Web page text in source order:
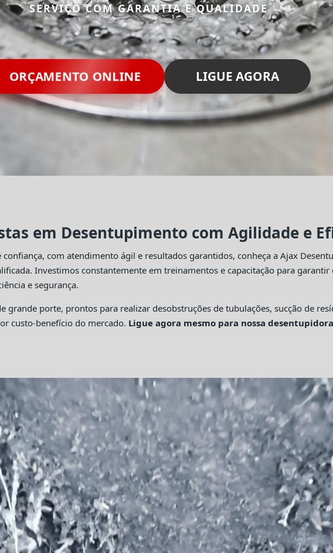
SERVIÇO COM GARANTIA E QUALIDADE
ORÇAMENTO ONLINE LIGUE AGORA
em Desentupimento com Agilidade e
confiança, com atendimento ágil e resultados garantidos, conheça a Ajax
Investimos constantemente em treinamentos e capacitação para
e segurança.
porte, prontos para realizar desobstruções de tubulações, sucção de
custo-benefício do mercado. Ligue agora mesmo para nossa